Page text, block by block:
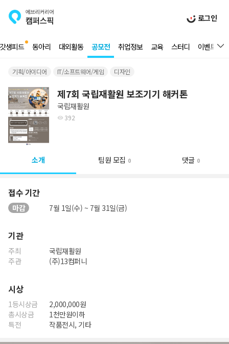
로그인
갓생피드 동아리 대외활동 공모전 취업정보 교육 스터디 이벤트
기획/아이디어 IT/소프트웨어/게임 디자인
제7회 국립재활원 보조기기 해커톤
국립재활원
392
소개 팀원 모집 0 댓글 0
접수 기간
마감 7월 1일(수) ~ 7월 31일(금)
기관
주최
국립재활원
주관
(주)13컴퍼니
시상
1등시상금
2,000,000원
총시상금
1천만원이하
특전
작품전시, 기타